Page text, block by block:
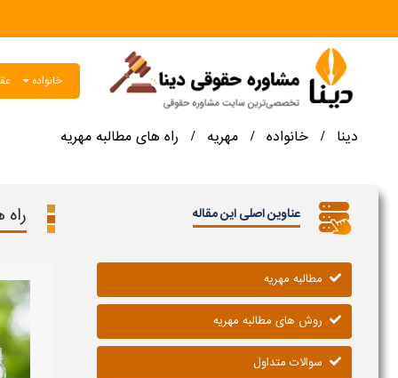
خانواده
دینا / خانواده / مهریه / راه های مطالبه مهریه
عناوین اصلی این مقاله
مطالبه مهریه
روش های مطالبه مهریه
سوالات متداول